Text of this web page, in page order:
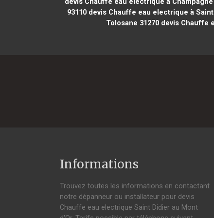
93110 devis Chauffe eau electrique à
Tolosane 31270 devis Chauffe
Informations
Trouvez toutes les informations en contactant
notre dépanneur ou installateur pour devis
Chauffe eau electrique Saint Didier au Mont